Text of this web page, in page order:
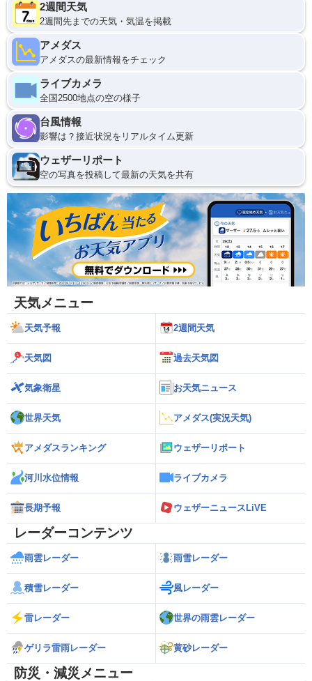
2週間天気
2週間先までの天気・気温を掲載
アメダス
アメダスの最新情報をチェック
ライブカメラ
全国2500地点の空の様子
台風情報
影響は？接近状況をリアルタイム更新
ウェザーリポート
空の写真を投稿して最新の天気を共有
天気メニュー
天気予報 2週間天気
天気図 過去天気図
気象衛星 お天気ニュース
世界天気 アメダス(実況天気)
アメダスランキング ウェザーリポート
河川水位情報 ライブカメラ
長期予報 ウェザーニュースLiVE
レーダーコンテンツ
雨雲レーダー 雨雪レーダー
積雪レーダー 風レーダー
雷レーダー 世界の雨雲レーダー
ゲリラ雷雨レーダー 黄砂レーダー
防災・減災メニュー